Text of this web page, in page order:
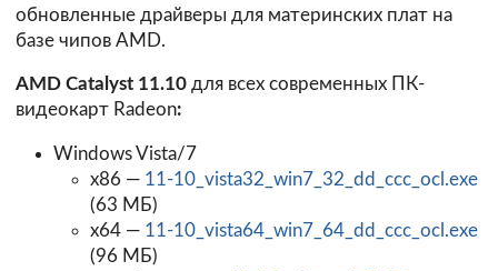
обновленные драйверы для материнских плат на
базе чипов AMD.
AMD Catalyst 11.10 для всех современных ПК-
видеокарт Radeon:
Windows Vista/7
x86 — 11-10_vista32_win7_32_dd_ccc_ocl.exe
(63 МБ)
x64 — 11-10_vista64_win7_64_dd_ccc_ocl.exe
(96 МБ)